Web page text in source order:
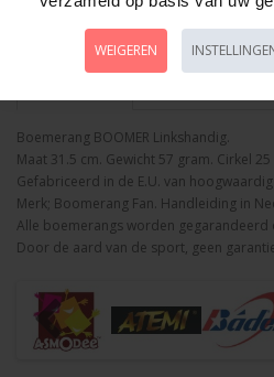
Boemerang BOOMER Linkshandig.
Maat 31.5 cm. Gewicht 57 gram. Cirkel
Gefabriceerd in de E.U. van
Merk; Boomerang Fan. Handleiding in
Alle boemerangs worden gegarandeerd
Door de aard van de sport, geen
WEIGEREN